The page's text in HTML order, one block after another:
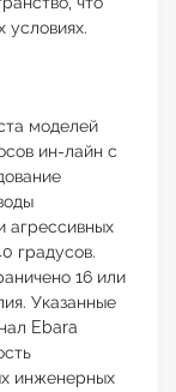
условиях.
моделей
ин-лайн с
агрессивных
градусов.
16 или
Указанные
Ebara
инженерных